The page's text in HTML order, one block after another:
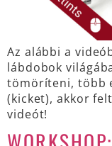
Az alábbi a
lábdobok
tömöríteni, több
(kicket), akkor
videót!